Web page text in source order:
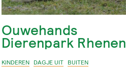
Ouwehands
Dierenpark Rhenen
KINDEREN DAGJE UIT BUITEN